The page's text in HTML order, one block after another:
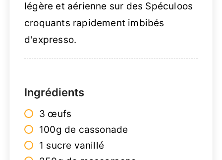
légère et aérienne sur des Spéculoos
croquants rapidement imbibés
d'expresso.
Ingrédients
3 œufs
100g de cassonade
1 sucre vanillé